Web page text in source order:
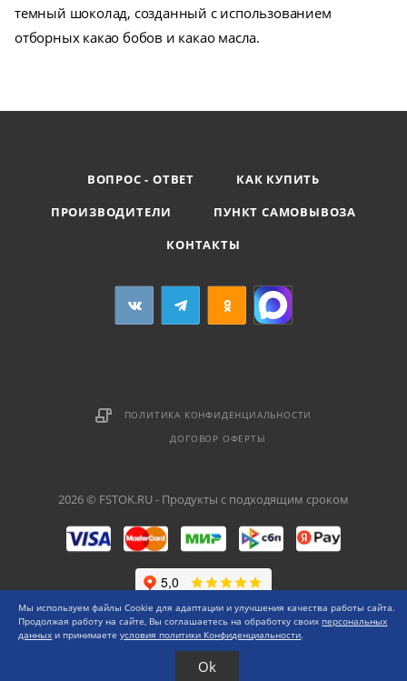
темный шоколад, созданный с использованием
отборных какао бобов и какао масла.
ВОПРОС - ОТВЕТ
КАК КУПИТЬ
ПРОИЗВОДИТЕЛИ
ПУНКТ САМОВЫВОЗА
КОНТАКТЫ
ПОЛИТИКА КОНФИДЕНЦИАЛЬНОСТИ
ДОГОВОР ОФЕРТЫ
2026 © FSTOK.RU - Продукты с подходящим сроком
Мы используем файлы Cookie для адаптации и улучшения качества работы сайта.
Продолжая работу на сайте, Вы соглашаетесь на обработку своихперсональных
данных и принимаетеусловия политики Конфиденциальности.
Ok